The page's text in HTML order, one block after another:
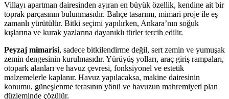
Villayı apartman dairesinden ayıran en büyük özellik, kendine ait bir
toprak parçasının bulunmasıdır. Bahçe tasarımı, mimari proje ile eş
zamanlı yürütülür. Bitki seçimi yapılırken, Ankara’nın soğuk
kışlarına ve kurak yazlarına dayanıklı türler tercih edilir.
Peyzaj mimarisi, sadece bitkilendirme değil, sert zemin ve yumuşak
zemin dengesinin kurulmasıdır. Yürüyüş yolları, araç giriş rampaları,
otopark alanları ve havuz çevresi, fonksiyonel ve estetik
malzemelerle kaplanır. Havuz yapılacaksa, makine dairesinin
konumu, güneşlenme terasının yönü ve havuzun mahremiyeti plan
düzleminde çözülür.